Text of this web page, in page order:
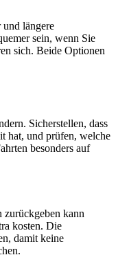
längere
sein, wenn Sie
sich. Beide Optionen
Sicherstellen, dass
hat, und prüfen, welche
besonders auf
zurückgeben kann
kosten. Die
damit keine